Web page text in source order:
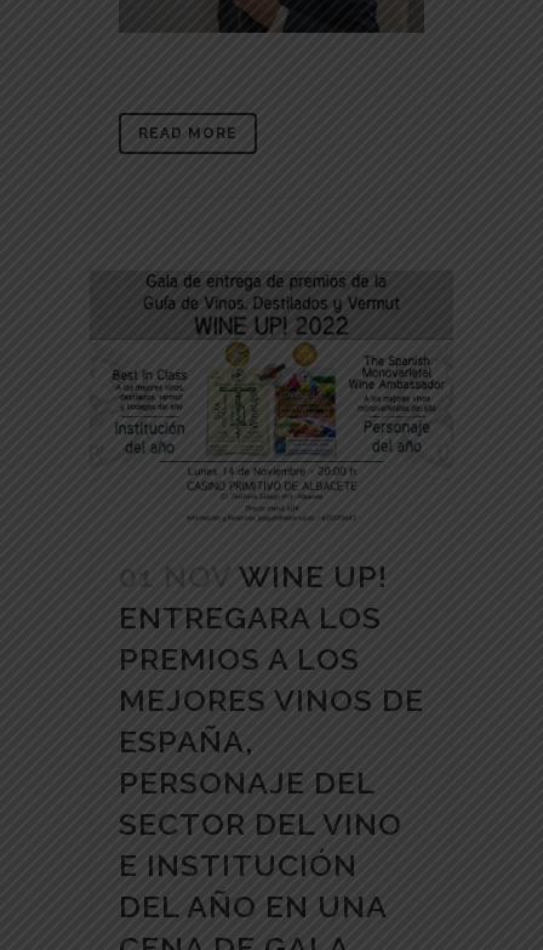
READ MORE
01 NOV WINE UP!
ENTREGARA LOS
PREMIOS A LOS
MEJORES VINOS DE
ESPAÑA,
PERSONAJE DEL
SECTOR DEL VINO
E INSTITUCIÓN
DEL AÑO EN UNA